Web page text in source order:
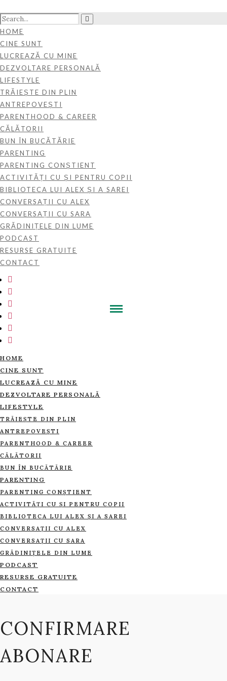
HOME
CINE SUNT
LUCREAZĂ CU MINE
DEZVOLTARE PERSONALĂ
LIFESTYLE
TRĂIEȘTE DIN PLIN
ANTREPOVEȘTI
PARENTHOOD & CAREER
CĂLĂTORII
BUN ÎN BUCĂTĂRIE
PARENTING
PARENTING CONȘTIENT
ACTIVITĂȚI CU ȘI PENTRU COPII
BIBLIOTECA LUI ALEX ȘI A SAREI
CONVERSAȚII CU ALEX
CONVERSAȚII CU SARA
GRĂDINIȚELE DIN LUME
PODCAST
RESURSE GRATUITE
CONTACT
HOME
CINE SUNT
LUCREAZĂ CU MINE
DEZVOLTARE PERSONALĂ
LIFESTYLE
TRĂIEȘTE DIN PLIN
ANTREPOVEȘTI
PARENTHOOD & CAREER
CĂLĂTORII
BUN ÎN BUCĂTĂRIE
PARENTING
PARENTING CONȘTIENT
ACTIVITĂȚI CU ȘI PENTRU COPII
BIBLIOTECA LUI ALEX ȘI A SAREI
CONVERSAȚII CU ALEX
CONVERSAȚII CU SARA
GRĂDINIȚELE DIN LUME
PODCAST
RESURSE GRATUITE
CONTACT
CONFIRMARE
ABONARE